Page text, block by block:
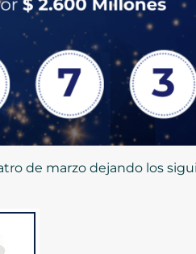
de marzo dejando los